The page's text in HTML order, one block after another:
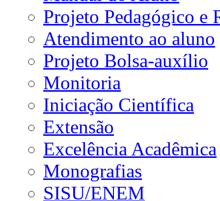
Projeto Pedagógico e
Atendimento ao aluno
Projeto Bolsa-auxílio
Monitoria
Iniciação Científica
Extensão
Excelência Acadêmica
Monografias
SISU/ENEM